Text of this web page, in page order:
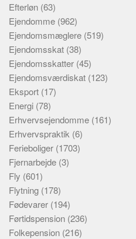
Efterløn (63)
Ejendomme (962)
Ejendomsmæglere (519)
Ejendomsskat (38)
Ejendomsskatter (45)
Ejendomsværdiskat (123)
Eksport (17)
Energi (78)
Erhvervsejendomme (161)
Erhvervspraktik (6)
Ferieboliger (1703)
Fjernarbejde (3)
Fly (601)
Flytning (178)
Fødevarer (194)
Førtidspension (236)
Folkepension (216)